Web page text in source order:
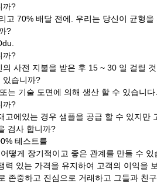
까?
고 70% 배달 전에. 우리는 당신이 균형
?
까?
사전 지불을 받은 후 15 ~ 30 일 걸릴
있습니까?
는 기술 도면에 의해 생산 할 수 있습니
까?
고에있는 경우 샘플을 공급 할 수 있지만
검사 합니까?
테스트를
떻게 장기적이고 좋은 관계를 만들 수 있
력 있는 가격을 유지하여 고객의 이익을
존중하고 진심으로 거래하고 그들과 친